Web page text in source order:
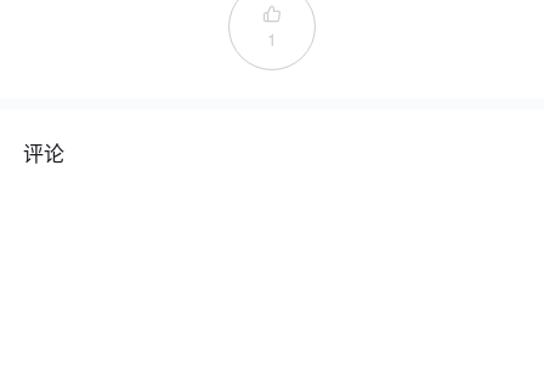

1
评论